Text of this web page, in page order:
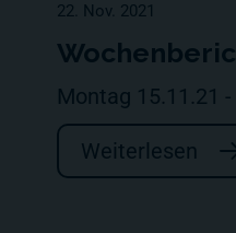
22. Nov. 2021
Montag 15.11.21
Weiterlesen